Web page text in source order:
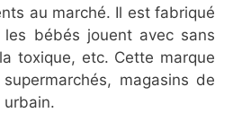
au marché. Il est fabriqué
bébés jouent avec sans
toxique, etc. Cette marque
magasins de
urbain.